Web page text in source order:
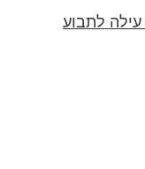
לתבוע